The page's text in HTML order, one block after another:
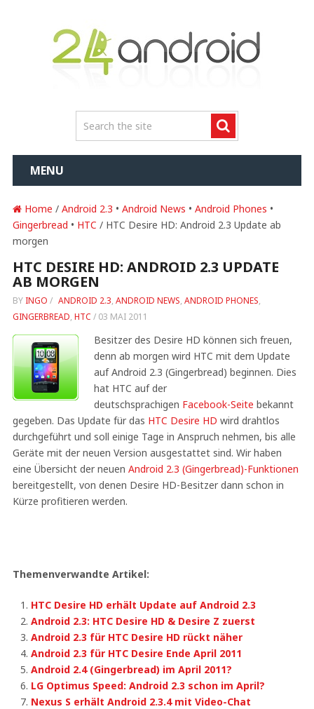
MENU
Home / Android 2.3 • Android News • Android Phones •
Gingerbread • HTC / HTC Desire HD: Android 2.3 Update ab
morgen
HTC DESIRE HD: ANDROID 2.3 UPDATE
AB MORGEN
BY INGO / ANDROID 2.3, ANDROID NEWS, ANDROID PHONES,
GINGERBREAD, HTC / 03 MAI 2011
Besitzer des Desire HD können sich freuen,
denn ab morgen wird HTC mit dem Update
auf Android 2.3 (Gingerbread) beginnen. Dies
hat HTC auf der
deutschsprachigen Facebook-Seite bekannt
gegeben. Das Update für das HTC Desire HD wird drahtlos
durchgeführt und soll einige Tage in Anspruch nehmen, bis alle
Geräte mit der neuen Version ausgestattet sind. Wir haben
eine Übersicht der neuen Android 2.3 (Gingerbread)-Funktionen
bereitgestellt, von denen Desire HD-Besitzer dann schon in
Kürze profitieren werden.
Themenverwandte Artikel:
HTC Desire HD erhält Update auf Android 2.3
Android 2.3: HTC Desire HD & Desire Z zuerst
Android 2.3 für HTC Desire HD rückt näher
Android 2.3 für HTC Desire Ende April 2011
Android 2.4 (Gingerbread) im April 2011?
LG Optimus Speed: Android 2.3 schon im April?
Nexus S erhält Android 2.3.4 mit Video-Chat